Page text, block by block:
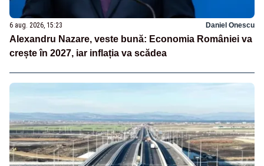
6 aug. 2026, 15:23 Daniel Onescu
Alexandru Nazare, veste bună: Economia României va
crește în 2027, iar inflația va scădea